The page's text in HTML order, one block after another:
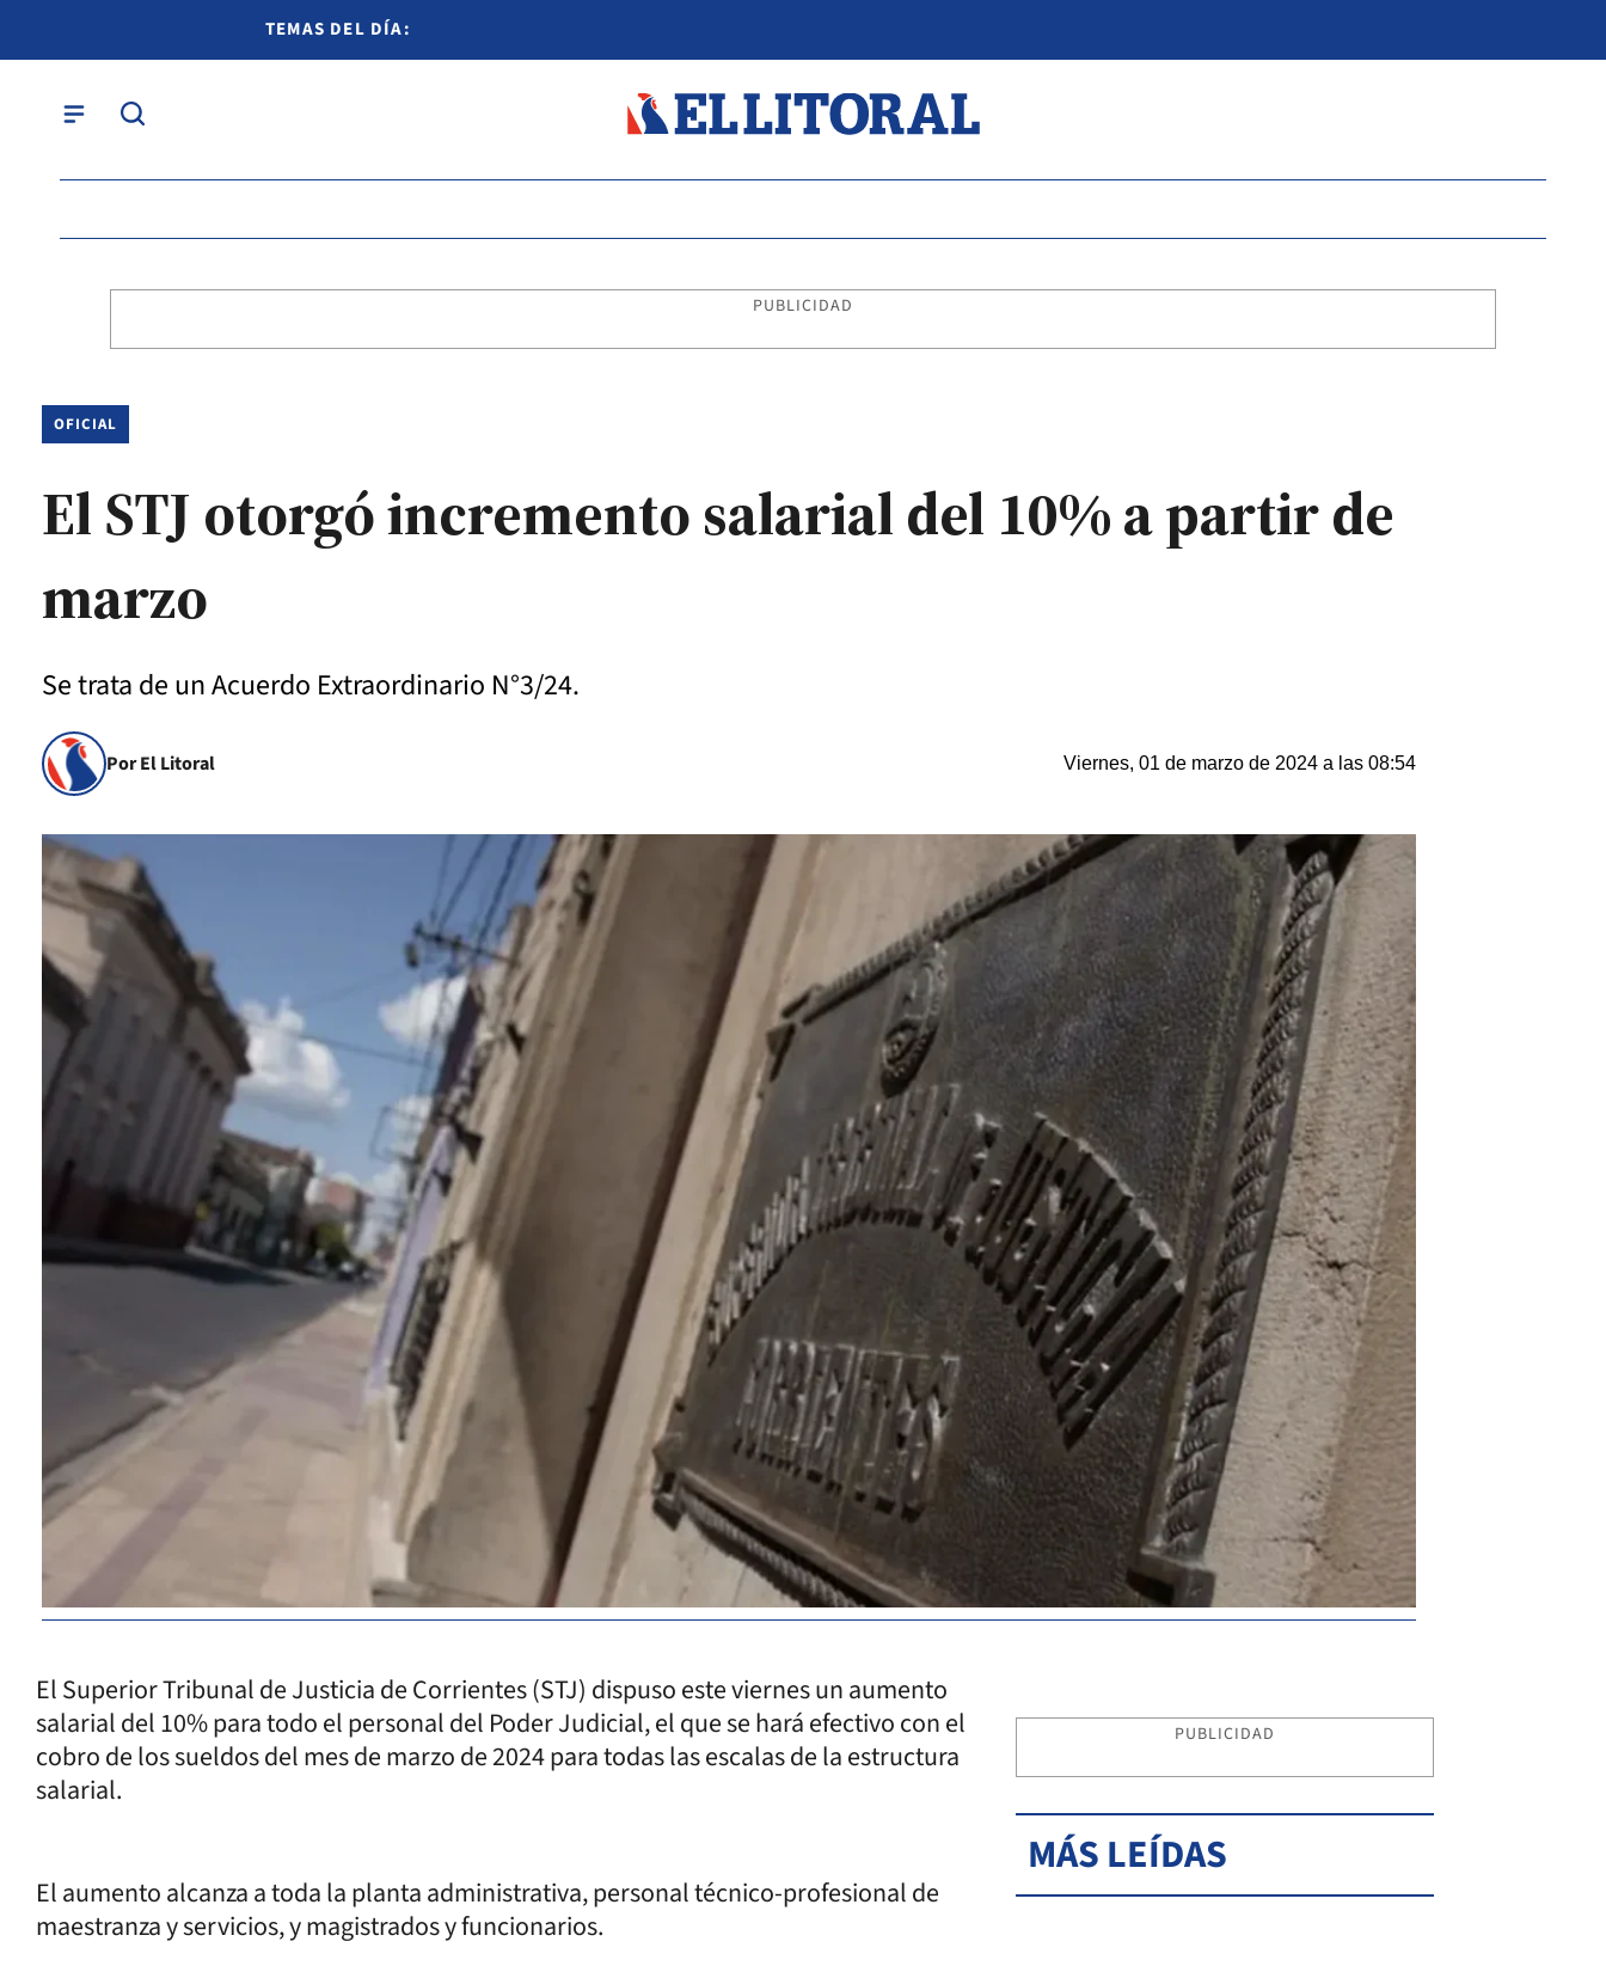
TEMAS DEL DÍA:
PUBLICIDAD
OFICIAL
El STJ otorgó incremento salarial del 10% a partir de
marzo
Se trata de un Acuerdo Extraordinario N°3/24.
Por El Litoral Viernes, 01 de marzo de 2024 a las 08:54
El Superior Tribunal de Justicia de Corrientes (STJ) dispuso este viernes un aumento
salarial del 10% para todo el personal del Poder Judicial, el que se hará efectivo con el
cobro de los sueldos del mes de marzo de 2024 para todas las escalas de la estructura
salarial.
El aumento alcanza a toda la planta administrativa, personal técnico-profesional de
maestranza y servicios, y magistrados y funcionarios.
PUBLICIDAD
MÁS LEÍDAS